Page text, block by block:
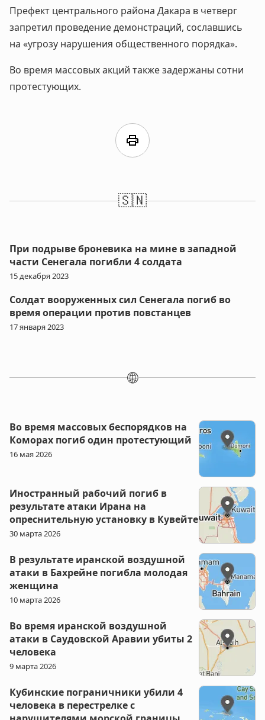
Префект центрального района Дакара в четверг
запретил проведение демонстраций, сославшись
на «угрозу нарушения общественного порядка».
Во время массовых акций также задержаны сотни
протестующих.
print
🇸🇳
При подрыве броневика на мине в западной
части Сенегала погибли 4 солдата
15 декабря 2023
Солдат вооруженных сил Сенегала погиб во
время операции против повстанцев
17 января 2023
🌐
Во время массовых беспорядков на
Коморах погиб один протестующий
16 мая 2026
Иностранный рабочий погиб в
результате атаки Ирана на
опреснительную установку в Кувейте
30 марта 2026
В результате иранской воздушной
атаки в Бахрейне погибла молодая
женщина
10 марта 2026
Во время иранской воздушной
атаки в Саудовской Аравии убиты 2
человека
9 марта 2026
Кубинские пограничники убили 4
человека в перестрелке с